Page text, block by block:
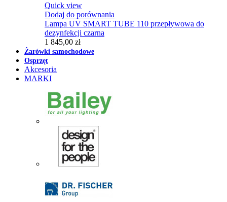
Quick view
Dodaj do porównania
Lampa UV SMART TUBE 110 przepływowa do
dezynfekcji czarna
1 845,00 zł
Żarówki samochodowe
Osprzęt
Akcesoria
MARKI